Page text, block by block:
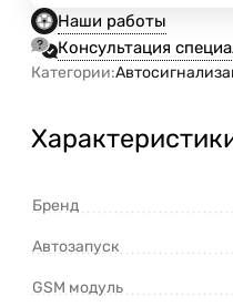
Наши работы
Консультация
Категории:
Бренд
Автозапуск
GSM модуль